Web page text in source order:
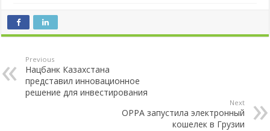
Previous
Нацбанк Казахстана
представил инновационное
решение для инвестирования
Next
OPPA запустила электронный
кошелек в Грузии